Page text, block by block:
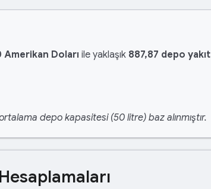
Amerikan Doları ile yaklaşık 887,87 depo yakıt
depo kapasitesi (50 litre) baz alınmıştır.